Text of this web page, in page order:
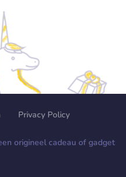
Privacy Policy
origineel cadeau of gadget